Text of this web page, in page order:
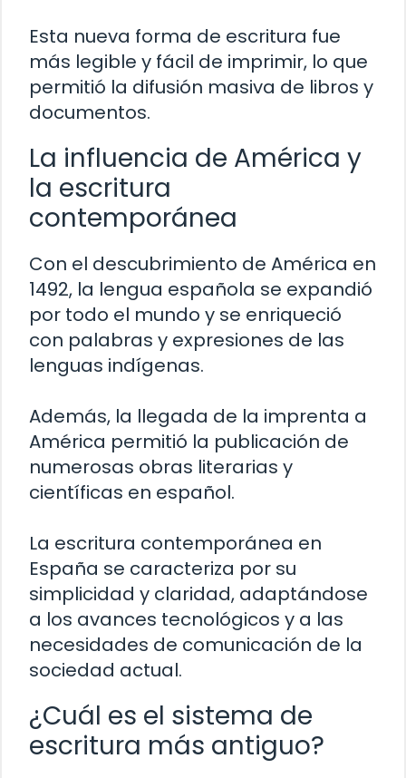
Esta nueva forma de escritura fue
más legible y fácil de imprimir, lo que
permitió la difusión masiva de libros y
documentos.
La influencia de América y
la escritura
contemporánea
Con el descubrimiento de América en
1492, la lengua española se expandió
por todo el mundo y se enriqueció
con palabras y expresiones de las
lenguas indígenas.
Además, la llegada de la imprenta a
América permitió la publicación de
numerosas obras literarias y
científicas en español.
La escritura contemporánea en
España se caracteriza por su
simplicidad y claridad, adaptándose
a los avances tecnológicos y a las
necesidades de comunicación de la
sociedad actual.
¿Cuál es el sistema de
escritura más antiguo?